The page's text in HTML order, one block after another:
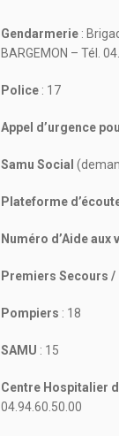
Gendarmerie :
BARGEMON – Tél.
Police : 17
Appel d’urgence
Samu Social
Plateforme
Numéro d’Aide aux
Premiers Secours /
Pompiers : 18
SAMU : 15
Centre Hospitalier
04.94.60.50.00